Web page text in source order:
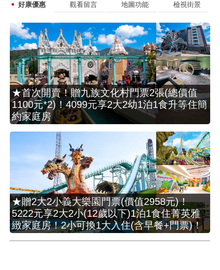
好康優惠 觀看留言 地圖功能 檢視街景
★首次開賣！贈九族文化村門票2張(總價值
1100元*2)！4099元享2大2幼1泊1食升等住簡
約家庭房
★贈2大2小義大樂園門票(價值2958元)！
5222元享2大2小(12歲以下)1泊1食住菁英雅
緻家庭房！2小可換1大入住(含早餐+門票)！